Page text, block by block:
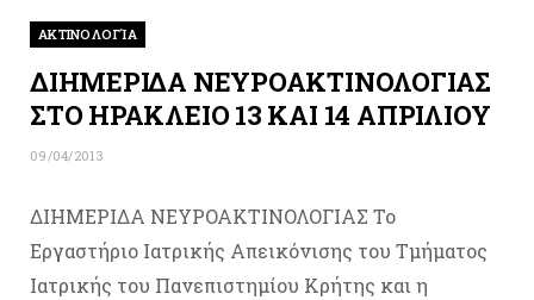
ΑΚΤΙΝΟΛΟΓΊΑ
ΔΙΗΜΕΡΙΔΑ ΝΕΥΡΟΑΚΤΙΝΟΛΟΓΙΑΣ
ΣΤΟ ΗΡΑΚΛΕΙΟ 13 ΚΑΙ 14 ΑΠΡΙΛΙΟΥ
09/04/2013
ΔΙΗΜΕΡΙΔΑ ΝΕΥΡΟΑΚΤΙΝΟΛΟΓΙΑΣ Το
Εργαστήριο Ιατρικής Απεικόνισης του Τμήματος
Ιατρικής του Πανεπιστημίου Κρήτης και η